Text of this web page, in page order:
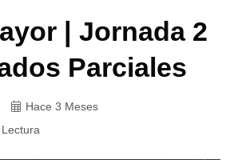
| Jornada 2
Parciales
Hace 3 Meses